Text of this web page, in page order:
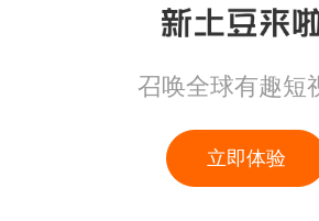
召唤全球有趣短
立即体验